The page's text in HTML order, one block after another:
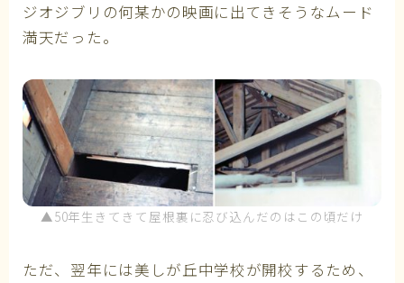
ジオジブリの何某かの映画に出てきそうなムード
満天だった。
▲50年生きてきて屋根裏に忍び込んだのはこの頃だけ
ただ、翌年には美しが丘中学校が開校するため、